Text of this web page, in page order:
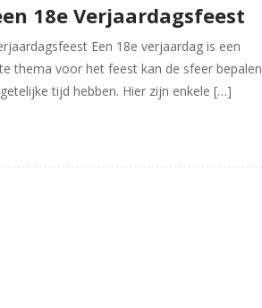
18e Verjaardagsfeest
Een 18e verjaardag is een
thema voor het feest kan de sfeer bepalen
tijd hebben. Hier zijn enkele […]